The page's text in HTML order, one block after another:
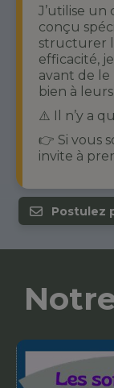
J’utilise un
conçu
structurer
efficacité,
avant de
bien à
⚠️ Il n’y a
👉 Si vous
invite à
Postulez